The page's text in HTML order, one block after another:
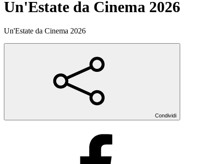
Un'Estate da Cinema 2026
Un'Estate da Cinema 2026
Condividi